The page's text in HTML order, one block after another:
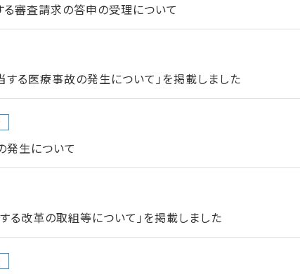
審査請求の答申の受理について
する医療事故の発生について」を掲載しました
発生について
る改革の取組等について」を掲載しました